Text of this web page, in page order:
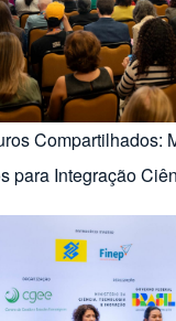
Compartilhados:
para Integração